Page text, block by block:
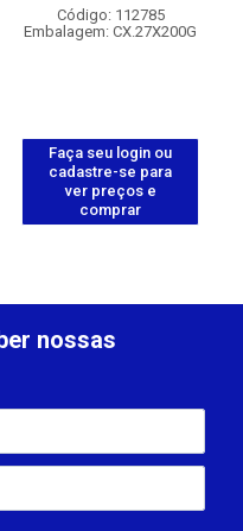
Código: 112785
Embalagem: CX.27X200G
Faça seu login ou
cadastre-se para
ver preços e
comprar
nossas